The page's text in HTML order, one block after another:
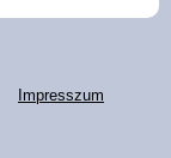
Impresszum